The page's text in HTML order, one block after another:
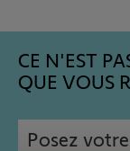
CE N'EST
QUE VOUS
Posez